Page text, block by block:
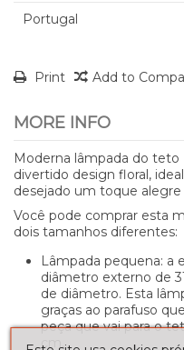
Portugal
Print Add to
MORE INFO
Moderna lâmpada do
divertido design floral,
desejado um toque
Você pode comprar esta
dois tamanhos diferentes:
Lâmpada pequena: a
diâmetro externo de
de diâmetro. Esta
graças ao parafuso
peça que vai para o
cm.